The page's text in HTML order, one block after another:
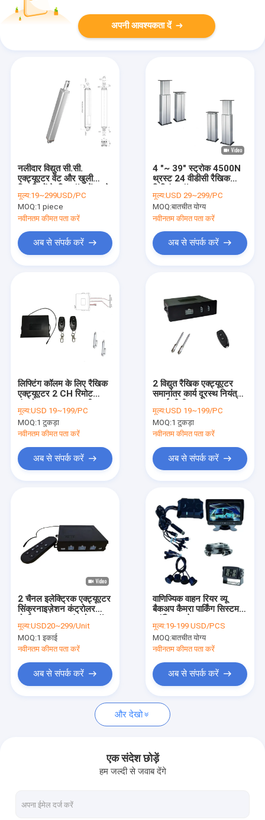
हमारे बारे में
समाचार
एक उद्धरण की विनती करे
रैखिक एक्ट्यूएटर नियंत्रक
हैवी ड्यूटी लीनियर एक्चुएटर्स
लिफ्टिंग कॉलम एक्ट्यूएटर
अपनी आवश्यकता दें
नलीदार विद्युत सी.सी.
एक्ट्यूएटर वेंट और खुली
साथ
मूल्य:19~299USD/PC
MOQ:1 piece
नवीनतम कीमत पता करें
अब से संपर्क करें
4 "~ 39" स्ट्रोक 4500N
थ्रस्ट 24 वीडीसी रैखिक
मूल्य:USD 29~299/PC
MOQ:बातचीत योग्य
नवीनतम कीमत पता करें
अब से संपर्क करें
लिफ्टिंग कॉलम के लिए रैखिक
एक्ट्यूएटर 2 CH रिमोट
एक्ट्यूएटर
मूल्य:USD 19~199/PC
MOQ:1 टुकड़ा
नवीनतम कीमत पता करें
अब से संपर्क करें
2 विद्युत रैखिक एक्ट्यूएटर
समानांतर कार्य दूरस्थ नियंत्रण
433.92MHz
मूल्य:USD 19~199/PC
MOQ:1 टुकड़ा
नवीनतम कीमत पता करें
अब से संपर्क करें
2 चैनल इलेक्ट्रिक एक्ट्यूएटर
सिंक्रनाइज़ेशन कंट्रोलर
मूल्य:USD20~299/Unit
MOQ:1 इकाई
नवीनतम कीमत पता करें
अब से संपर्क करें
वाणिज्यिक वाहन रियर व्यू
बैकअप कैमरा पार्किंग सिस्टम 7
मूल्य:19-199 USD/PCS
MOQ:बातचीत योग्य
नवीनतम कीमत पता करें
अब से संपर्क करें
और देखो
एक संदेश छोड़ें
हम जल्दी से जवाब देंगे